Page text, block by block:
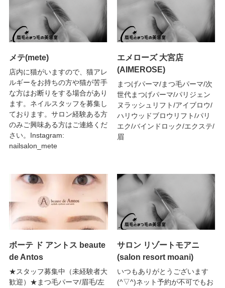
メテ(mete)
店内に猫がいますので、猫アレ
ルギーをお持ちの方や猫が苦手
な方はお断りをする場合があり
ます。ネイルスタッフを募集し
ております。サロン経験ある方
のみご興味ある方はご連絡くだ
さい。Instagram:
nailsalon_mete
エメローズ 大宮店
(AIMEROSE)
まつげパーマ/まつ毛パーマ/次
世代まつげパーマ/パリジェン
ヌラッシュリフト/アイブロウ/
ハリウッドブロウリフト/パリ
エク/バインドロック/エクステ/
眉
ボーテ ド アントス beaute
de Antos
★スタッフ募集中（未経験者大
歓迎）★まつ毛パーマ/眉毛/左
サロン リゾートモアニ
(salon resort moani)
いつもありがとうございます
(^▽^)ネット予約が不可でもお